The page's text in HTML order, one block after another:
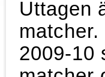
Uttagen
matcher.
2009-10